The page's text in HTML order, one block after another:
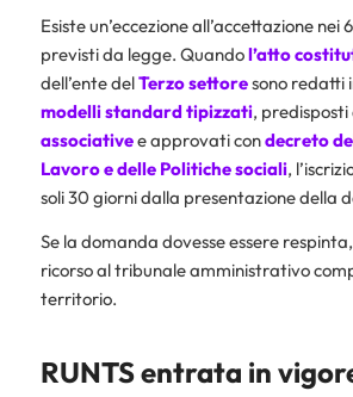
Esiste un’eccezione all’accettazione
previsti da legge. Quandol’atto
dell’ente delTerzosettoresono redatti
modellistandardtipizzati, predisposti
associativee approvati condecreto
Lavoro e delle Politiche sociali,
soli 30 giorni dalla presentazione della
Se la domanda dovesse essere
ricorso al tribunale amministrativo
territorio.
RUNTS entrata in